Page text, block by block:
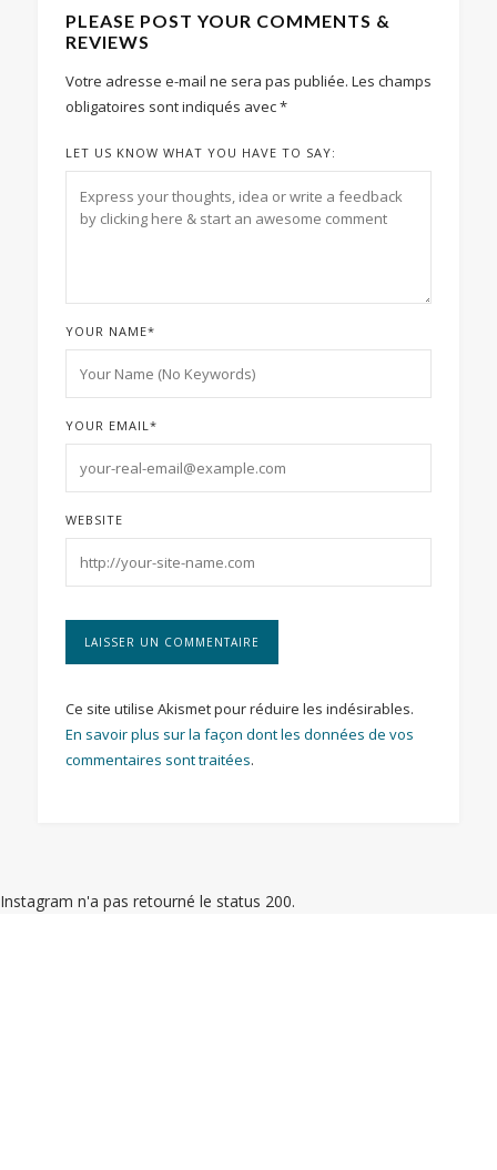
PLEASE POST YOUR COMMENTS &
REVIEWS
Votre adresse e-mail ne sera pas publiée. Les champs
obligatoires sont indiqués avec*
LET US KNOW WHAT YOU HAVE TO SAY:
YOUR NAME*
YOUR EMAIL*
WEBSITE
Ce site utilise Akismet pour réduire les indésirables.
En savoir plus sur la façon dont les données de vos
commentaires sont traitées.
Instagram n'a pas retourné le status 200.